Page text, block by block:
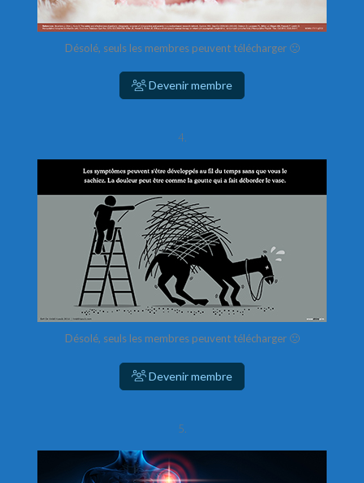
Désolé, seuls les membres peuvent télécharger 🙁
Devenir membre
4.
Désolé, seuls les membres peuvent télécharger 🙁
Devenir membre
5.